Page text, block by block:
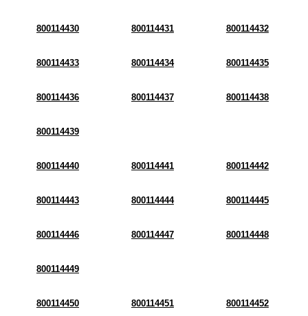
800114430 800114431 800114432
800114433 800114434 800114435
800114436 800114437 800114438
800114439
800114440 800114441 800114442
800114443 800114444 800114445
800114446 800114447 800114448
800114449
800114450 800114451 800114452